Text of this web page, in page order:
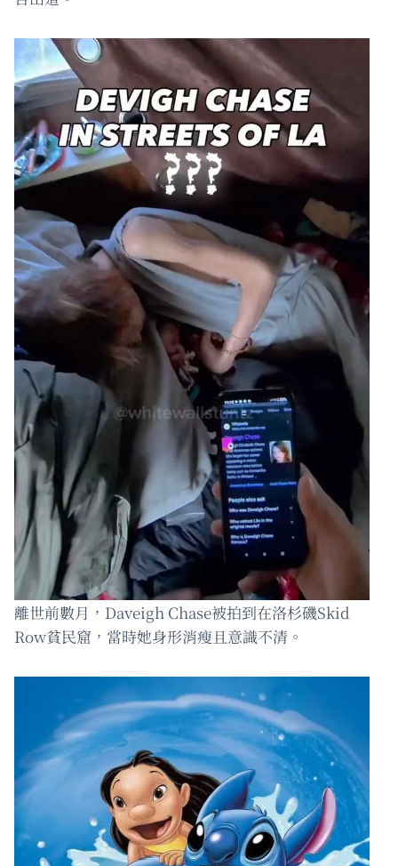
離世前數月，Daveigh Chase被拍到在洛杉磯Skid
Row貧民窟，當時她身形消瘦且意識不清。